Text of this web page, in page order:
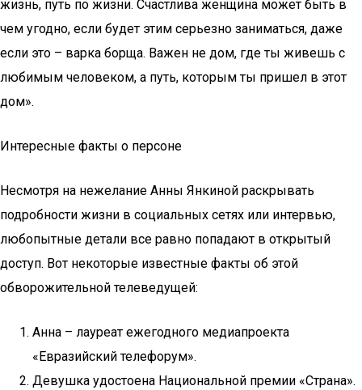
жизнь, путь по жизни. Счастлива женщина может быть в
чем угодно, если будет этим серьезно заниматься, даже
если это – варка борща. Важен не дом, где ты живешь с
любимым человеком, а путь, которым ты пришел в этот
дом».
Интересные факты о персоне
Несмотря на нежелание Анны Янкиной раскрывать
подробности жизни в социальных сетях или интервью,
любопытные детали все равно попадают в открытый
доступ. Вот некоторые известные факты об этой
обворожительной телеведущей:
Анна – лауреат ежегодного медиапроекта
«Евразийский телефорум».
Девушка удостоена Национальной премии «Страна».